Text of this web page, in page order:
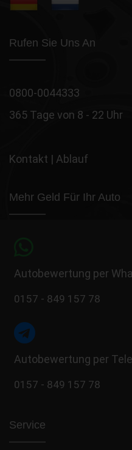
Rufen Sie Uns An
0800-0044333
365 Tage von 8 - 22 Uhr
Kontakt | Ablauf
Mehr Geld Für Ihr Auto
Autobewertung per
0157 - 849 157 78
Autobewertung per
0157 - 849 157 78
Service